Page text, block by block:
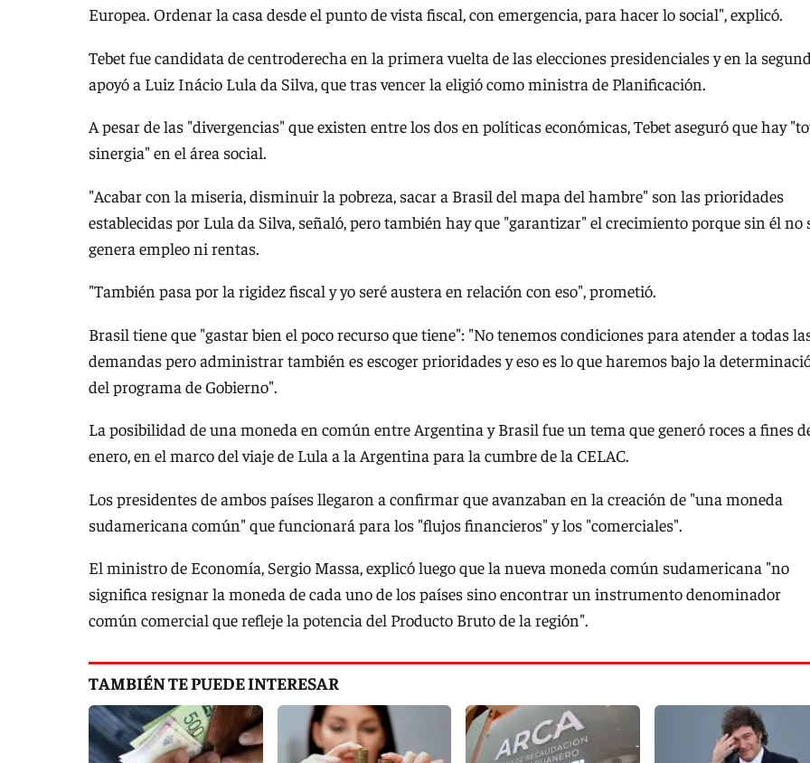
Europea. Ordenar la casa desde el punto de vista fiscal, con emergencia, para hacer lo social", explicó.
Tebet fue candidata de centroderecha en la primera vuelta de las elecciones presidenciales y en la
apoyó a Luiz Inácio Lula da Silva, que tras vencer la eligió como ministra de Planificación.
A pesar de las "divergencias" que existen entre los dos en políticas económicas, Tebet aseguró que hay
sinergia" en el área social.
"Acabar con la miseria, disminuir la pobreza, sacar a Brasil del mapa del hambre" son las prioridades
establecidas por Lula da Silva, señaló, pero también hay que "garantizar" el crecimiento porque sin él no
genera empleo ni rentas.
"También pasa por la rigidez fiscal y yo seré austera en relación con eso", prometió.
Brasil tiene que "gastar bien el poco recurso que tiene": "No tenemos condiciones para atender a todas
demandas pero administrar también es escoger prioridades y eso es lo que haremos bajo la
del programa de Gobierno".
La posibilidad de una moneda en común entre Argentina y Brasil fue un tema que generó roces a fines
enero, en el marco del viaje de Lula a la Argentina para la cumbre de la CELAC.
Los presidentes de ambos países llegaron a confirmar que avanzaban en la creación de "una moneda
sudamericana común" que funcionará para los "flujos financieros" y los "comerciales".
El ministro de Economía, Sergio Massa, explicó luego que la nueva moneda común sudamericana "no
significa resignar la moneda de cada uno de los países sino encontrar un instrumento denominador
común comercial que refleje la potencia del Producto Bruto de la región".
TAMBIÉN TE PUEDE INTERESAR